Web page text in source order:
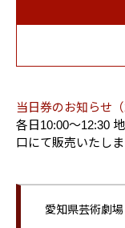
当日券のお知らせ
各日10:00～12:30
口にて販売いたしま
愛知県芸術劇